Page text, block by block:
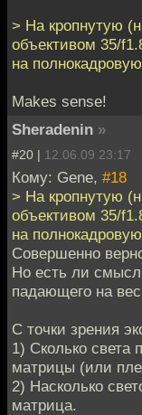
> На кропнутую
объективом 35/
на
Makes sense!
Sheradenin »
#20 | 12.06.09 23:17
Кому: Gene, #18
> На кропнутую
объективом 35/
на
Совершенно
Но есть ли смысл
падающего на
С точки зрения
1) Сколько света
матрицы (или
2) Насколько
матрица.